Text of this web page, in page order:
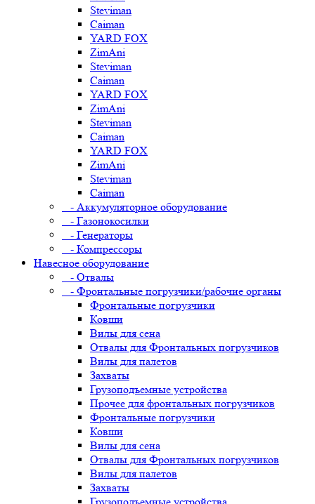
Steviman
Caiman
YARD FOX
ZimAni
Steviman
Caiman
YARD FOX
ZimAni
Steviman
Caiman
YARD FOX
ZimAni
Steviman
Caiman
- Аккумуляторное оборудование
- Газонокосилки
- Генераторы
- Компрессоры
Навесное оборудование
- Отвалы
- Фронтальные погрузчики/рабочие органы
Фронтальные погрузчики
Ковши
Вилы для сена
Отвалы для Фронтальных погрузчиков
Вилы для палетов
Захваты
Грузоподъемные устройства
Прочее для фронтальных погрузчиков
Фронтальные погрузчики
Ковши
Вилы для сена
Отвалы для Фронтальных погрузчиков
Вилы для палетов
Захваты